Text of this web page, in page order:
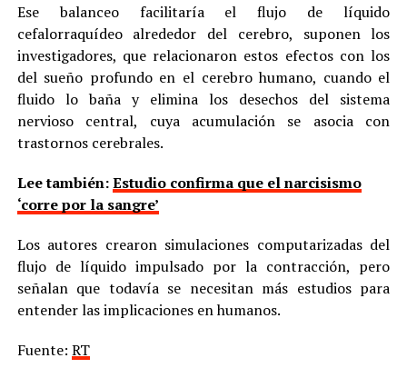
Ese balanceo facilitaría el flujo de líquido
cefalorraquídeo alrededor del cerebro, suponen los
investigadores, que relacionaron estos efectos con los
del sueño profundo en el cerebro humano, cuando el
fluido lo baña y elimina los desechos del sistema
nervioso central, cuya acumulación se asocia con
trastornos cerebrales.
Lee también:Estudio confirma que el narcisismo
‘corre por la sangre’
Los autores crearon simulaciones computarizadas del
flujo de líquido impulsado por la contracción, pero
señalan que todavía se necesitan más estudios para
entender las implicaciones en humanos.
Fuente: RT